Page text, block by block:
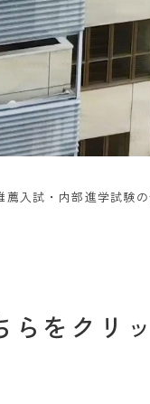
薦入試・内部進学試験
をクリ